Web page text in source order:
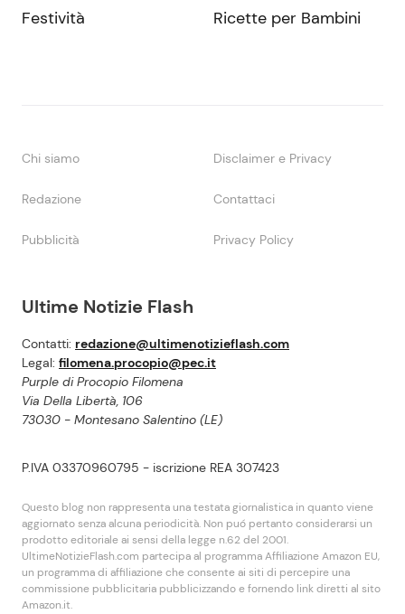
Ultime Notizie Flash
Contatti: redazione@ultimenotizieflash.com
Legal: filomena.procopio@pec.it
Purple di Procopio Filomena
Via Della Libertà, 106
73030 - Montesano Salentino (LE)
P.IVA 03370960795 - iscrizione REA 307423
Questo blog non rappresenta una testata giornalistica in quanto viene
aggiornato senza alcuna periodicità. Non puó pertanto considerarsi un
prodotto editoriale ai sensi della legge n.62 del 2001.
UltimeNotizieFlash.com partecipa al programma Affiliazione Amazon EU,
un programma di affiliazione che consente ai siti di percepire una
commissione pubblicitaria pubblicizzando e fornendo link diretti al sito
Amazon.it.
Festività Ricette per Bambini
Chi siamo Disclaimer e Privacy
Redazione Contattaci
Pubblicità Privacy Policy